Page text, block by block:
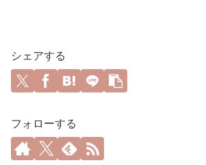
シェアする
フォローする